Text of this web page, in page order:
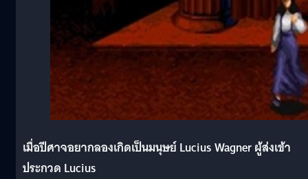
เมื่อปีศาจอยากลองเกิดเป็นมนุษย์ Lucius Wagner ผู้ส่งเข้า
ประกวด Lucius